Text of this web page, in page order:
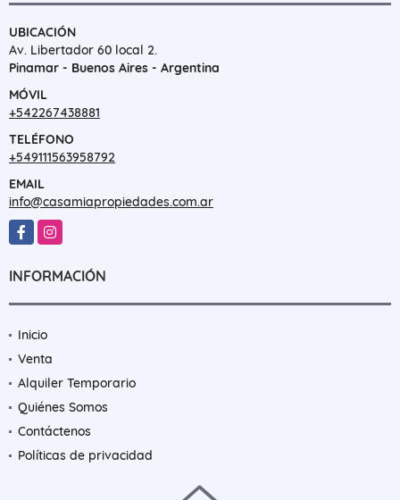
UBICACIÓN
Av. Libertador 60 local 2.
Pinamar - Buenos Aires - Argentina
MÓVIL
+542267438881
TELÉFONO
+549111563958792
EMAIL
info@casamiapropiedades.com.ar
FacebookInstagram
INFORMACIÓN
Inicio
Venta
Alquiler Temporario
Quiénes Somos
Contáctenos
Políticas de privacidad